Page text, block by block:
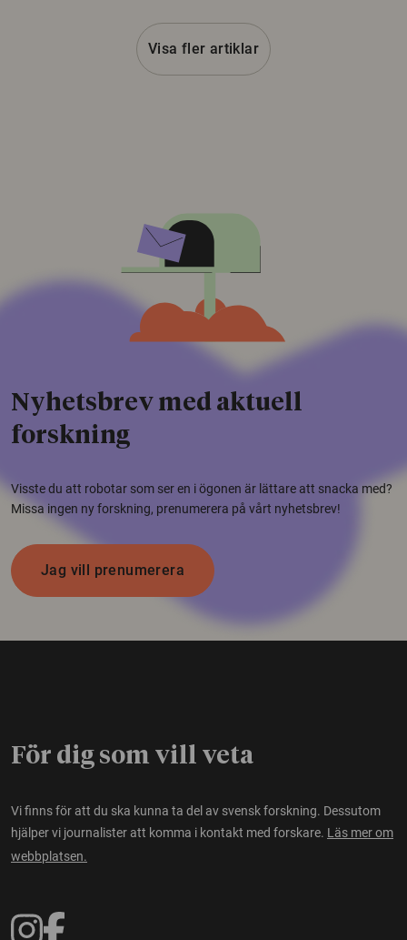
Visa fler artiklar
Nyhetsbrev med aktuell
forskning
Visste du att robotar som ser en i ögonen är lättare att snacka med?
Missa ingen ny forskning, prenumerera på vårt nyhetsbrev!
Jag vill prenumerera
För dig som vill veta
Vi finns för att du ska kunna ta del av svensk forskning. Dessutom
hjälper vi journalister att komma i kontakt med forskare. Läs mer om
webbplatsen.